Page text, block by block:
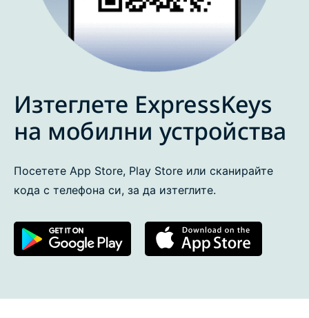
Изтеглете ExpressKeys
на мобилни устройства
Посетете App Store, Play Store или сканирайте
кода с телефона си, за да изтеглите.